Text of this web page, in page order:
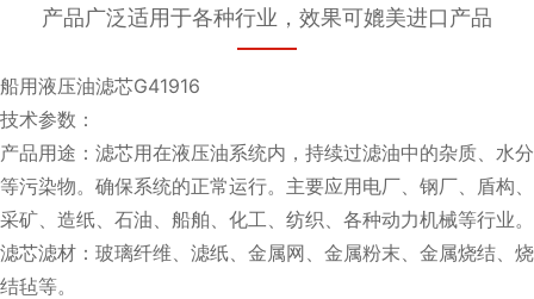
产品广泛适用于各种行业，效果可媲美进口产品
船用液压油滤芯G41916
技术参数：
产品用途：滤芯用在液压油系统内，持续过滤油中的杂质、水分
等污染物。确保系统的正常运行。主要应用电厂、钢厂、盾构、
采矿、造纸、石油、船舶、化工、纺织、各种动力机械等行业。
滤芯滤材：玻璃纤维、滤纸、金属网、金属粉末、金属烧结、烧
结毡等。